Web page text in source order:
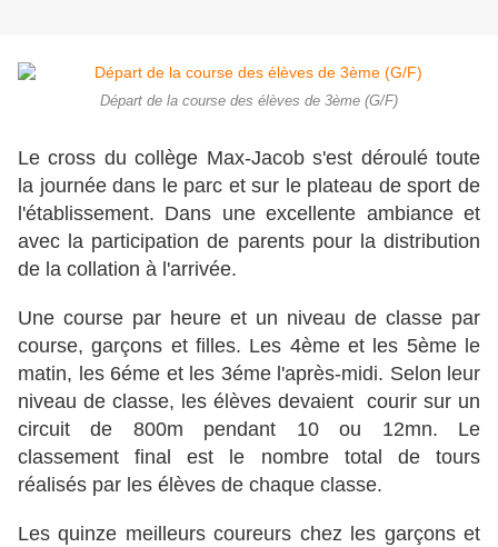
Départ de la course des élèves de 3ème (G/F)
Le cross du collège Max-Jacob s'est déroulé toute
la journée dans le parc et sur le plateau de sport de
l'établissement. Dans une excellente ambiance et
avec la participation de parents pour la distribution
de la collation à l'arrivée.
Une course par heure et un niveau de classe par
course, garçons et filles. Les 4ème et les 5ème le
matin, les 6éme et les 3éme l'après-midi. Selon leur
niveau de classe, les élèves devaient courir sur un
circuit de 800m pendant 10 ou 12mn. Le
classement final est le nombre total de tours
réalisés par les élèves de chaque classe.
Les quinze meilleurs coureurs chez les garçons et